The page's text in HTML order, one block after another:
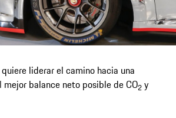
liderar el camino hacia una
balance neto posible de CO2y